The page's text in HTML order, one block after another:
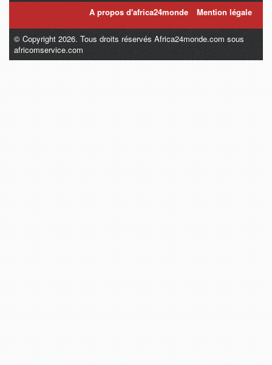
A propos d'africa24monde Mention légale
© Copyright 2026. Tous droits réservés Africa24monde.com sous
africomservice.com